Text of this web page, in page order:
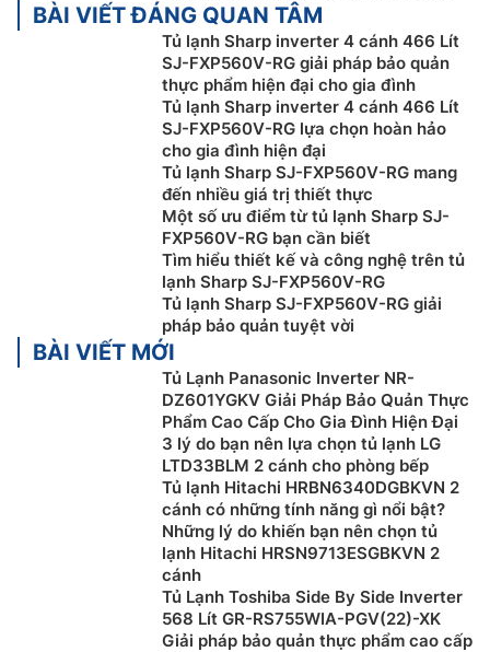
Công nghệ làm lạnh đa chiều Multi Airflow
tủ lạnh Sharp multi doorSJ-FXP560V-RG này
còn sử dụng hệ thống làm lạnh đa chiều Multi Airflow,
có khả năng phân bổ và tỏa đều luồng khí lạnh bên
trong mỗi ngăn chứa, giúp làm lạnh thực phẩm toàn
diện cũng như giảm thiểu tình trạng ôi thiu.
Ngăn trữ tươi linh hoạt
BÀI VIẾT ĐÁNG QUAN TÂM
Tủ lạnh Sharp inverter 4 cánh 466 Lít
SJ-FXP560V-RG giải pháp bảo quản
thực phẩm hiện đại cho gia đình
Tủ lạnh Sharp inverter 4 cánh 466 Lít
SJ-FXP560V-RG lựa chọn hoàn hảo
cho gia đình hiện đại
Tủ lạnh Sharp SJ-FXP560V-RG mang
đến nhiều giá trị thiết thực
Một số ưu điểm từ tủ lạnh Sharp SJ-
FXP560V-RG bạn cần biết
Tìm hiểu thiết kế và công nghệ trên tủ
lạnh Sharp SJ-FXP560V-RG
Tủ lạnh Sharp SJ-FXP560V-RG giải
pháp bảo quản tuyệt vời
BÀI VIẾT MỚI
Tủ Lạnh Panasonic Inverter NR-
DZ601YGKV Giải Pháp Bảo Quản Thực
Phẩm Cao Cấp Cho Gia Đình Hiện Đại
3 lý do bạn nên lựa chọn tủ lạnh LG
LTD33BLM 2 cánh cho phòng bếp
Tủ lạnh Hitachi HRBN6340DGBKVN 2
cánh có những tính năng gì nổi bật?
Những lý do khiến bạn nên chọn tủ
lạnh Hitachi HRSN9713ESGBKVN 2
cánh
Tủ Lạnh Toshiba Side By Side Inverter
568 Lít GR-RS755WIA-PGV(22)-XK
Giải pháp bảo quản thực phẩm cao cấp